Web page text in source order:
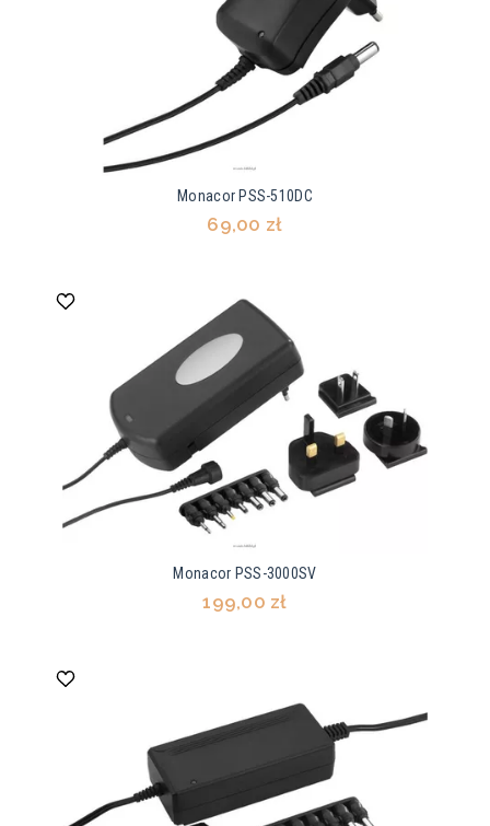
Monacor PSS-510DC
69,00 zł
Monacor PSS-3000SV
199,00 zł